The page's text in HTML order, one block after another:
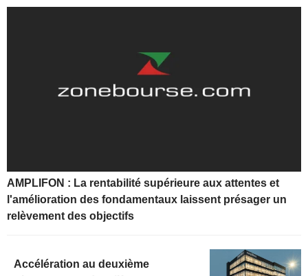
AMPLIFON : La rentabilité supérieure aux attentes et
l'amélioration des fondamentaux laissent présager un
relèvement des objectifs
Accélération au deuxième